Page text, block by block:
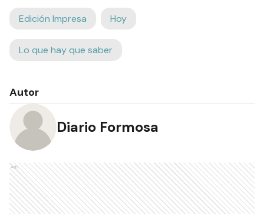
Edición Impresa Hoy
Lo que hay que saber
Autor
Diario Formosa
Ads